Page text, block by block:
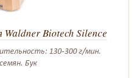
Waldner Biotech Silence
130-300 г/мин.
Бук